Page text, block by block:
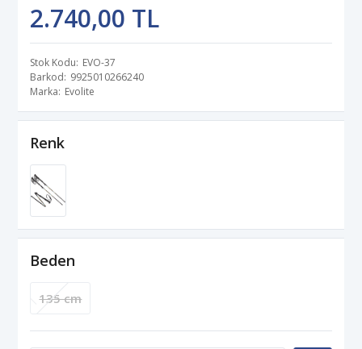
2.740,00 TL
Stok Kodu EVO-37
Barkod 9925010266240
Marka Evolite
Renk
Beden
135 cm